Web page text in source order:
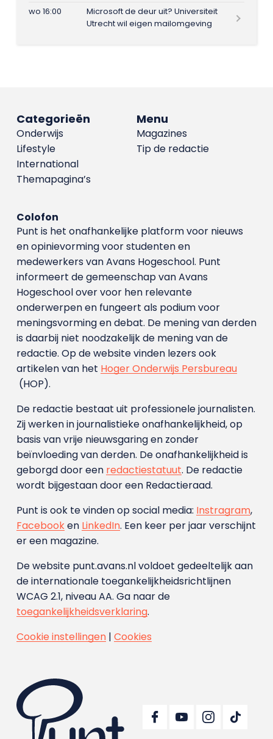
wo 16:00
Microsoft de deur uit? Universiteit
Utrecht wil eigen mailomgeving
Menu
Magazines
Tip de redactie
Categorieën
Onderwijs
Lifestyle
International
Themapagina’s
Colofon
Punt is het onafhankelijke platform voor nieuws
en opinievorming voor studenten en
medewerkers van Avans Hoge­school. Punt
informeert de gemeenschap van Avans
Hogeschool over voor hen relevante
onderwerpen en fungeert als podium voor
meningsvorming en debat. De mening van derden
is daarbij niet noodzakelijk de mening van de
redactie. Op de website vinden lezers ook
artikelen van het Hoger Onderwijs Persbureau
(HOP).
De redactie bestaat uit professionele journalisten.
Zij werken in journalistieke onafhankelijkheid, op
basis van vrije nieuwsgaring en zonder
beïnvloeding van derden. De onafhankelijkheid is
geborgd door een redactiestatuut. De redactie
wordt bijgestaan door een Redactieraad.
Punt is ook te vinden op social media: Instragram,
Facebooken LinkedIn. Een keer per jaar verschijnt
er een magazine.
De website punt.avans.nl voldoet gedeeltelijk aan
de internationale toegankelijkheidsrichtlijnen
WCAG 2.1, niveau AA. Ga naar de
toegankelijkheidsverklaring.
Cookie instellingen| Cookies